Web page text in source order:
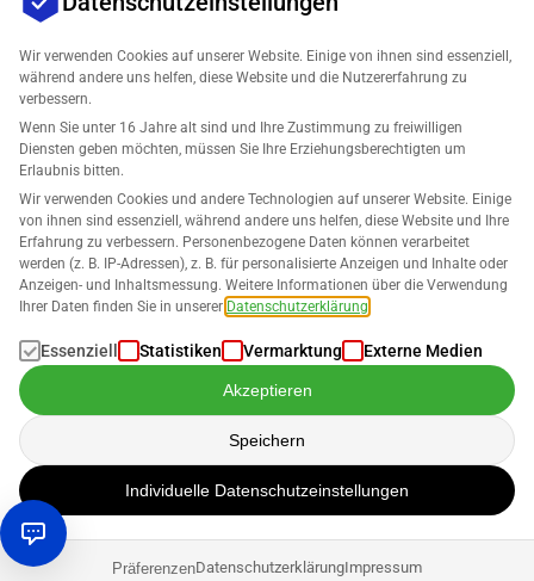
Unternehmen
Unterstützung
Lösungen für Amazon
Die Verarbeitung der Daten erfolgt nach unserer
Urheberrecht © 2026 SELLERLOGIC. Alle Rechte vorbehalten.
Wir verwenden Cookies auf unserer Website. Einige von ihnen sind essenziell,
während andere uns helfen, diese Website und die Nutzererfahrung zu
verbessern.
Wenn Sie unter 16 Jahre alt sind und Ihre Zustimmung zu freiwilligen
Diensten geben möchten, müssen Sie Ihre Erziehungsberechtigten um
Erlaubnis bitten.
Wir verwenden Cookies und andere Technologien auf unserer Website. Einige
von ihnen sind essenziell, während andere uns helfen, diese Website und Ihre
Erfahrung zu verbessern. Personenbezogene Daten können verarbeitet
werden (z. B. IP-Adressen), z. B. für personalisierte Anzeigen und Inhalte oder
Anzeigen- und Inhaltsmessung. Weitere Informationen über die Verwendung
Ihrer Daten finden Sie in unserer Datenschutzerklärung
Essenziell Statistiken Vermarktung Externe Medien
Akzeptieren
Speichern
Individuelle Datenschutzeinstellungen
PräferenzenDatenschutzerklärungImpressum